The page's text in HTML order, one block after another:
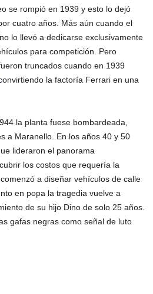
se rompió en 1939 y esto lo dejó
cuatro años. Más aún cuando el
lo llevó a dedicarse exclusivamente
para competición. Pero
truncados cuando en 1939
la factoría Ferrari en una
la planta fuese bombardeada,
a Maranello. En los años 40 y 50
lideraron el panorama
los costos que requería la
a diseñar vehículos de calle
en popa la tragedia vuelve a
de su hijo Dino de solo 25 años.
gafas negras como señal de luto